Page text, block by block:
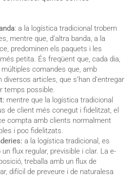
: a la logística tradicional trobem
mentre que, d’altra banda, a la
predominen els paquets i les
petita. És freqüent que, cada dia,
múltiples comandes que, amb
articles, que s’han d’entregar
temps possible.
mentre que la logística tradicional
de client més conegut i fidelitzat, el
compta amb clients normalment
i poc fidelitzats.
a la logística tradicional, es
flux regular, previsible i clar. La e-
treballa amb un flux de
difícil de preveure i de naturalesa